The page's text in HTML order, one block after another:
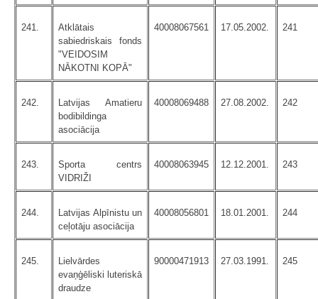
241.
Atklātais
sabiedriskais fonds
"VEIDOSIM
NĀKOTNI KOPĀ"
40008067561 17.05.2002. 241
242.
Latvijas Amatieru
bodibildinga
asociācija
40008069488 27.08.2002. 242
243.
Sporta centrs
VIDRIŽI
40008063945 12.12.2001. 243
244.
Latvijas Alpīnistu un
ceļotāju asociācija
40008056801 18.01.2001. 244
245.
Lielvārdes
evaņģēliski luteriskā
draudze
90000471913 27.03.1991. 245